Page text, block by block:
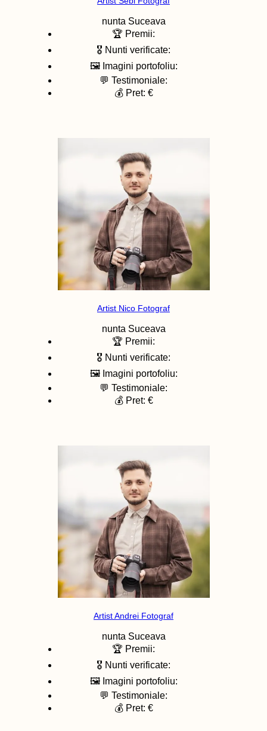
nunta Suceava
🏆 Premii:
🎖️ Nunti verificate:
🖼️ Imagini portofoliu:
💬 Testimoniale:
💰 Pret: €
Artist Nico Fotograf
nunta Suceava
🏆 Premii:
🎖️ Nunti verificate:
🖼️ Imagini portofoliu:
💬 Testimoniale:
💰 Pret: €
Artist Andrei Fotograf
nunta Suceava
🏆 Premii:
🎖️ Nunti verificate:
🖼️ Imagini portofoliu:
💬 Testimoniale:
💰 Pret: €